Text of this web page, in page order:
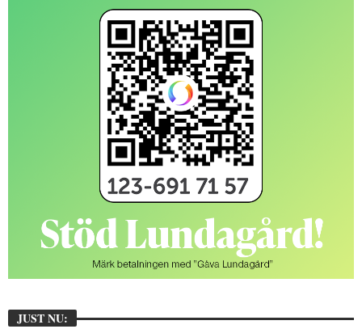
JUST NU: